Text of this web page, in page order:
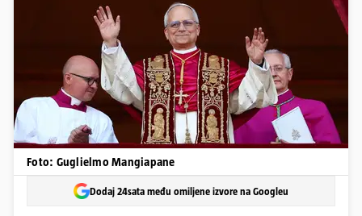
Foto: Guglielmo Mangiapane
Dodaj 24sata među omiljene izvore na Googleu